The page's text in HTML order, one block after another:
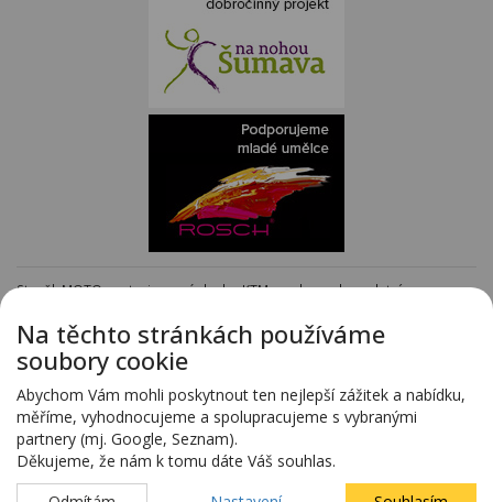
Staněk MOTO - autorizovaný dealer KTM - e-shop s kompletním
Předváděcí vozy - kompletní nabídka na specializovaných stránkách
www.predvadeci-vozy.cz
Vozy 4x4 a vozy SUV - kompletní nabídka na specializovaných stránkách
www.4x4-suv.cz
Firma HS Auto Staněk s.r.o. si vyhrazuje právo změny vyplývající z chyby
zadání.
Na těchto stránkách používáme
soubory cookie
Abychom Vám mohli poskytnout ten nejlepší zážitek a nabídku,
měříme, vyhodnocujeme a spolupracujeme s vybranými
partnery (mj. Google, Seznam).
Děkujeme, že nám k tomu dáte Váš souhlas.